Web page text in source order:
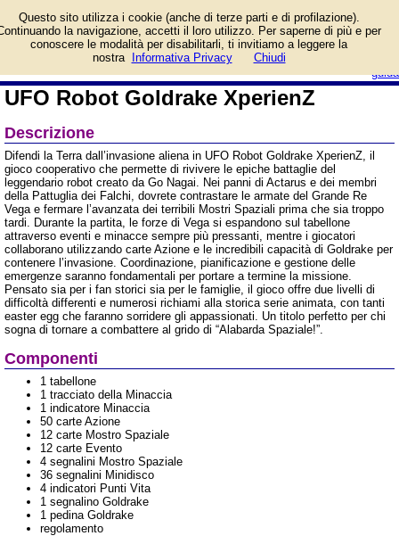
guida
Robot Goldrake XperienZ
e prezzo di vendita.
Prodotto da Ghenos Games
UFO Robot Goldrake XperienZ
Descrizione
Difendi la Terra dall’invasione aliena in UFO Robot Goldrake XperienZ, il
gioco cooperativo che permette di rivivere le epiche battaglie del
leggendario robot creato da Go Nagai. Nei panni di Actarus e dei membri
della Pattuglia dei Falchi, dovrete contrastare le armate del Grande Re
Vega e fermare l’avanzata dei terribili Mostri Spaziali prima che sia troppo
tardi. Durante la partita, le forze di Vega si espandono sul tabellone
attraverso eventi e minacce sempre più pressanti, mentre i giocatori
collaborano utilizzando carte Azione e le incredibili capacità di Goldrake per
contenere l’invasione. Coordinazione, pianificazione e gestione delle
emergenze saranno fondamentali per portare a termine la missione.
Pensato sia per i fan storici sia per le famiglie, il gioco offre due livelli di
difficoltà differenti e numerosi richiami alla storica serie animata, con tanti
easter egg che faranno sorridere gli appassionati. Un titolo perfetto per chi
sogna di tornare a combattere al grido di “Alabarda Spaziale!”.
Componenti
1 tabellone
1 tracciato della Minaccia
1 indicatore Minaccia
50 carte Azione
12 carte Mostro Spaziale
12 carte Evento
4 segnalini Mostro Spaziale
36 segnalini Minidisco
4 indicatori Punti Vita
1 segnalino Goldrake
1 pedina Goldrake
regolamento
Questo sito utilizza i cookie (anche di terze parti e di profilazione).
la navigazione, accetti il loro utilizzo. Per saperne di più e per
conoscere le modalità per disabilitarli, ti invitiamo a leggere la
nostra
Informativa Privacy Chiudi